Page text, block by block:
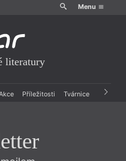
Menu
literatury
Příležitosti Tvárnice Archiv